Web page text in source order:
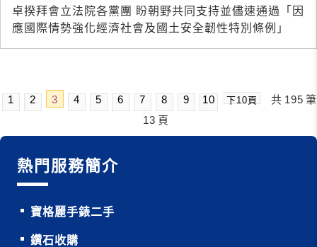
卓揆拜會立法院各黨團 盼朝野共同支持並儘速通過「因
應國際情勢強化經濟社會及國土安全韌性特別條例」
1 2 3 4 5 6 7 8 9 10 下10頁 共 195 筆
13 頁
熱門服務簡介
寶格麗手錶二手
鑽石收購